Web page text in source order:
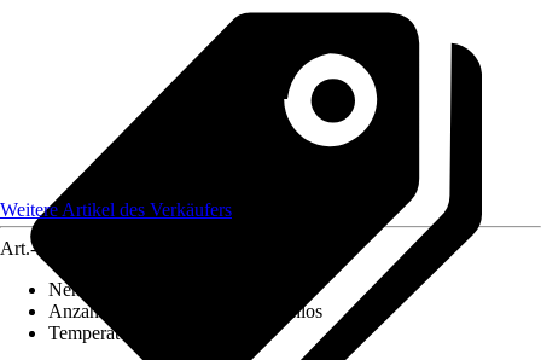
Weitere Artikel des Verkäufers
Art.-Nr.
Nennaufnahmeleistung
Anzahl Temperaturstufen
Stufenlos
Temperatur